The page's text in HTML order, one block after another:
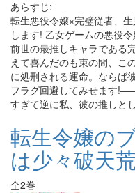
あらすじ:
転生悪役令嬢×完璧従者、
します! 乙女ゲームの悪役
前世の最推しキャラである
えて喜んだのも束の間、こ
に処刑される運命。ならば
フラグ回避してみせます
すぎて逆に私、彼の推しと
転生令嬢の
は少々破天
全2巻